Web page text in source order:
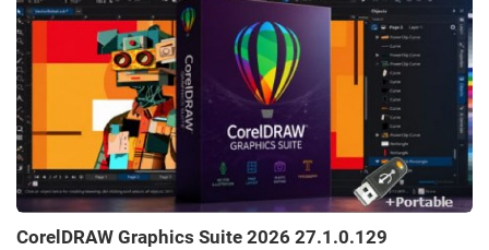
CorelDRAW Graphics Suite 2026 27.1.0.129